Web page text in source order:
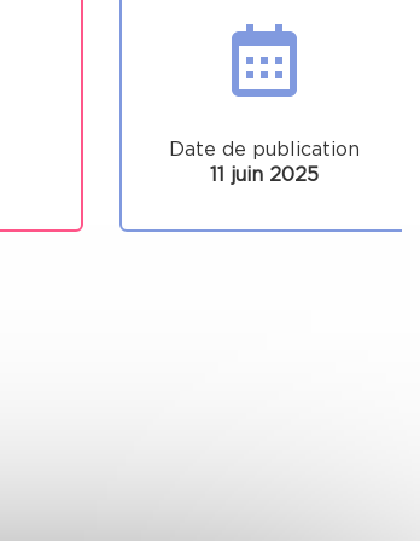
Date de publication
11 juin 2025